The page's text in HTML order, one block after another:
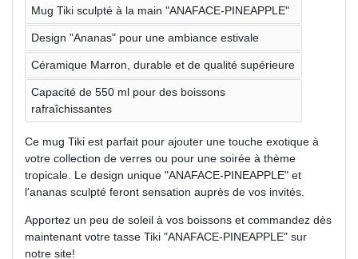
Mug Tiki sculpté à la main "ANAFACE-PINEAPPLE"
Design "Ananas" pour une ambiance estivale
Céramique Marron, durable et de qualité supérieure
Capacité de 550 ml pour des boissons
rafraîchissantes
Ce mug Tiki est parfait pour ajouter une touche exotique à
votre collection de verres ou pour une soirée à thème
tropicale. Le design unique "ANAFACE-PINEAPPLE" et
l'ananas sculpté feront sensation auprès de vos invités.
Apportez un peu de soleil à vos boissons et commandez dès
maintenant votre tasse Tiki "ANAFACE-PINEAPPLE" sur
notre site!